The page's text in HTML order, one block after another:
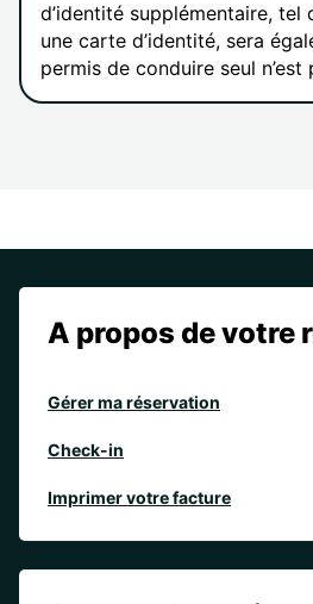
d’identité supplémentaire, tel
une carte d’identité, sera
permis de conduire seul n’est
A propos de votre
Gérer ma réservation
Check-in
Imprimer votre facture